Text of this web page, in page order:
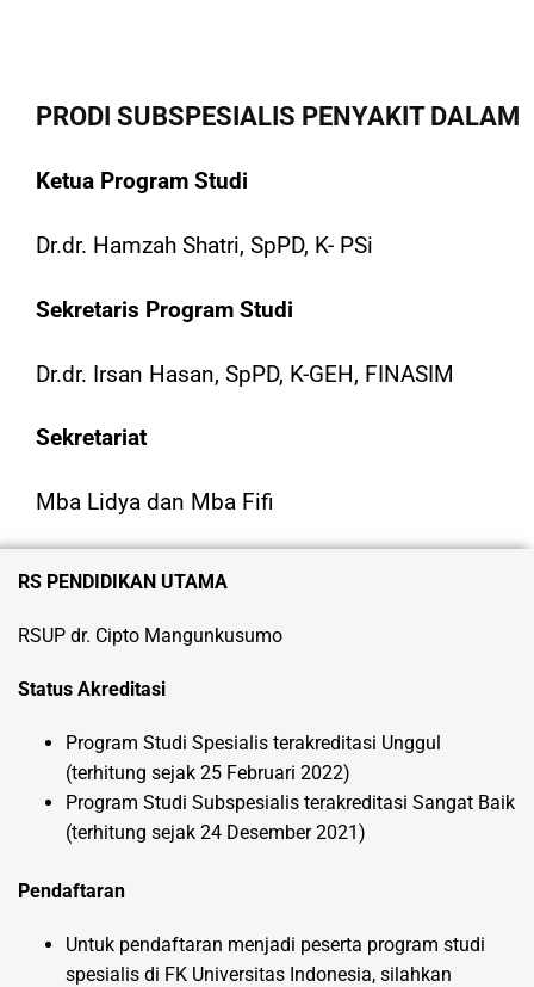
PRODI SUBSPESIALIS PENYAKIT DALAM
Ketua Program Studi
Dr.dr. Hamzah Shatri, SpPD, K- PSi
Sekretaris Program Studi
Dr.dr. Irsan Hasan, SpPD, K-GEH, FINASIM
Sekretariat
Mba Lidya dan Mba Fifi
RS PENDIDIKAN UTAMA
RSUP dr. Cipto Mangunkusumo
Status Akreditasi
Program Studi Spesialis terakreditasi Unggul
(terhitung sejak 25 Februari 2022)
Program Studi Subspesialis terakreditasi Sangat Baik
(terhitung sejak 24 Desember 2021)
Pendaftaran
Untuk pendaftaran menjadi peserta program studi
spesialis di FK Universitas Indonesia, silahkan